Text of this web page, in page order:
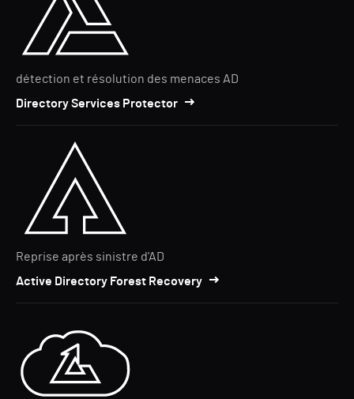
détection et résolution des menaces AD
Directory Services Protector
Reprise après sinistre d'AD
Active Directory Forest Recovery